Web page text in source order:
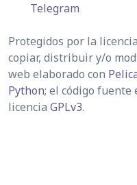
Telegram
Protegidos por la licencia
copiar, distribuir y/o
web elaborado con
Python; el código fuente
licencia GPLv3.